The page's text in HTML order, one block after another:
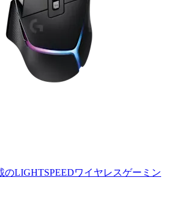
のLIGHTSPEEDワイヤレスゲーミン